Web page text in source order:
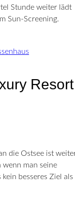
Stunde weiter lädt
Sun-Screening.
Resort
die Ostsee ist
wenn man seine
besseres Ziel als